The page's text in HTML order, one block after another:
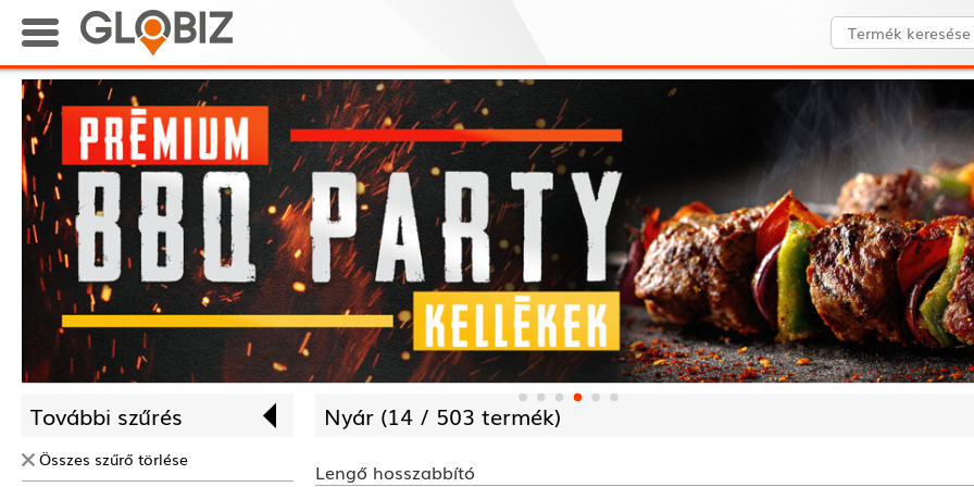
További szűrés
Összes szűrő törlése
Nyár (14 / 503 termék)
Lengő hosszabbító